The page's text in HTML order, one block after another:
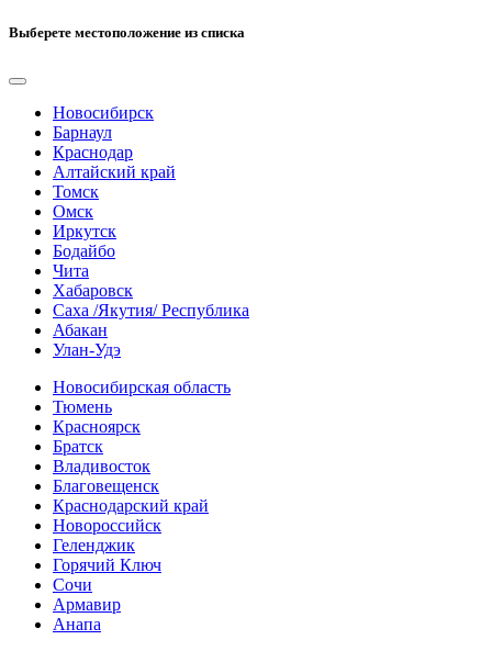
Выберете местоположение из списка
Новосибирск
Барнаул
Краснодар
Алтайский край
Томск
Омск
Иркутск
Бодайбо
Чита
Хабаровск
Саха /Якутия/ Республика
Абакан
Улан-Удэ
Новосибирская область
Тюмень
Красноярск
Братск
Владивосток
Благовещенск
Краснодарский край
Новороссийск
Геленджик
Горячий Ключ
Сочи
Армавир
Анапа